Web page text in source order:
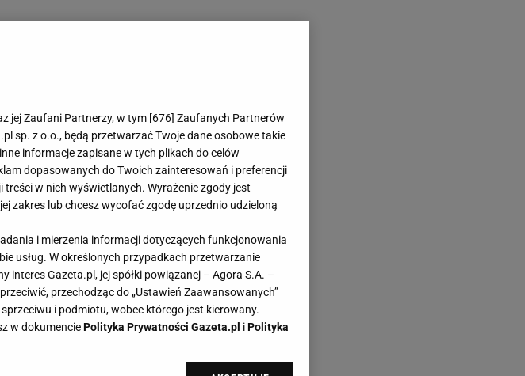
[ZAPIS RELACJI]
jej Zaufani Partnerzy, w tym [676] Zaufanych Partnerów
sp. z o.o., będą przetwarzać Twoje dane osobowe takie
informacje zapisane w tych plikach do celów
dopasowanych do Twoich zainteresowań i preferencji
w nich wyświetlanych. Wyrażenie zgody jest
zakres lub chcesz wycofać zgodę uprzednio udzieloną
i mierzenia informacji dotyczących funkcjonowania
usług. W określonych przypadkach przetwarzanie
Gazeta.pl, jej spółki powiązanej – Agora S.A. –
przechodząc do „Ustawień Zaawansowanych”
i podmiotu, wobec którego jest kierowany.
w dokumenciePolityka Prywatności Gazeta.pl iPolityka